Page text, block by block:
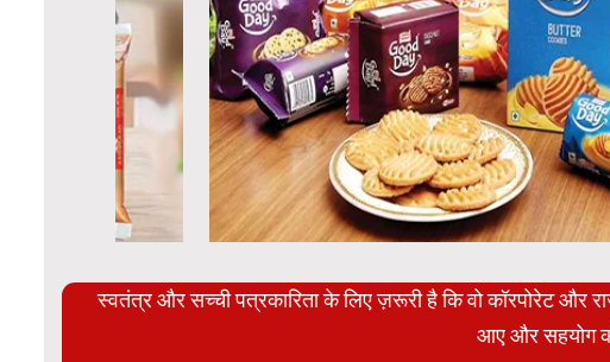
स्वतंत्र और सच्ची पत्रकारिता के लिए ज़रूरी है कि वो कॉरपोरेट
आए और सहयोग